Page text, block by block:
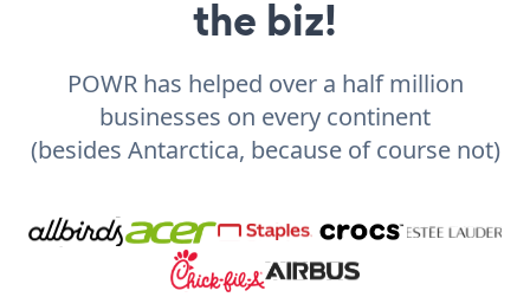
the biz!
POWR has helped over a half million
businesses on every continent
(besides Antarctica, because of course not)